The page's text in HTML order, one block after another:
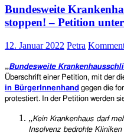
Bundesweite
stoppen! – Petition
12. Januar 2022 Petra
„Bundesweite
Überschrift einer Petition, mit der
in BürgerInnenhand gegen die
protestiert. In der Petition werden
„Kein Krankenhaus darf
Insolvenz bedrohte